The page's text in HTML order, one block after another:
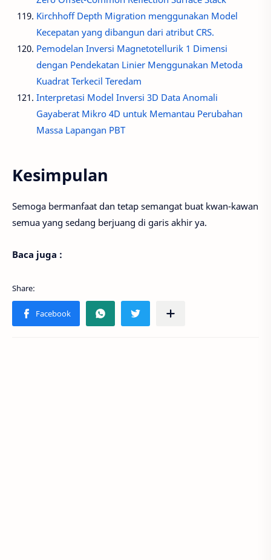
Kirchhoff Depth Migration menggunakan Model
Kecepatan yang dibangun dari atribut CRS.
Pemodelan Inversi Magnetotellurik 1 Dimensi
dengan Pendekatan Linier Menggunakan Metoda
Kuadrat Terkecil Teredam
Interpretasi Model Inversi 3D Data Anomali
Gayaberat Mikro 4D untuk Memantau Perubahan
Massa Lapangan PBT
Kesimpulan
Semoga bermanfaat dan tetap semangat buat kwan-kawan
semua yang sedang berjuang di garis akhir ya.
Baca juga :